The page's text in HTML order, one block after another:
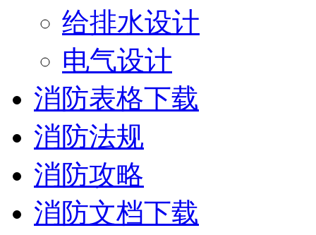
给排水设计
电气设计
消防表格下载
消防法规
消防攻略
消防文档下载